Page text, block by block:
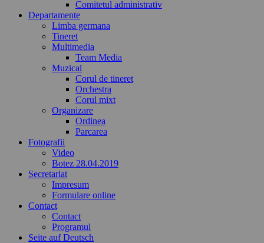
Comitetul administrativ
Departamente
Limba germana
Tineret
Multimedia
Team Media
Muzical
Corul de tineret
Orchestra
Corul mixt
Organizare
Ordinea
Parcarea
Fotografii
Video
Botez 28.04.2019
Secretariat
Impresum
Formulare online
Contact
Contact
Programul
Seite auf Deutsch